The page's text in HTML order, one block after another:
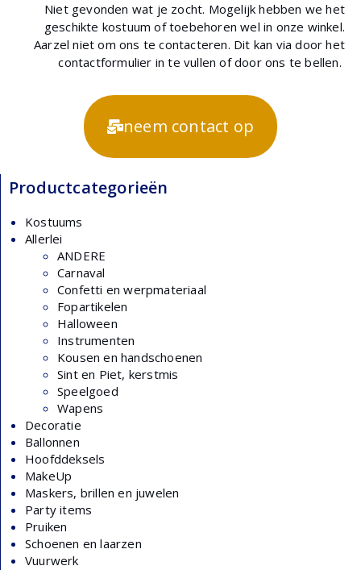
Niet gevonden wat je zocht. Mogelijk hebben we het
geschikte kostuum of toebehoren wel in onze winkel.
Aarzel niet om ons te contacteren. Dit kan via door het
contactformulier in te vullen of door ons te bellen.
neem contact op
Productcategorieën
Kostuums
Allerlei
ANDERE
Carnaval
Confetti en werpmateriaal
Fopartikelen
Halloween
Instrumenten
Kousen en handschoenen
Sint en Piet, kerstmis
Speelgoed
Wapens
Decoratie
Ballonnen
Hoofddeksels
MakeUp
Maskers, brillen en juwelen
Party items
Pruiken
Schoenen en laarzen
Vuurwerk